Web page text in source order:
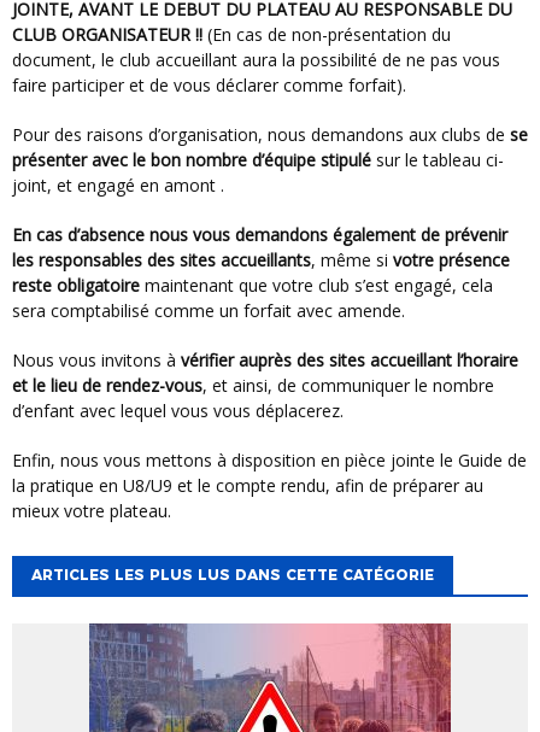
JOINTE, AVANT LE DEBUT DU PLATEAU AU RESPONSABLE DU
CLUB ORGANISATEUR !! (En cas de non-présentation du
document, le club accueillant aura la possibilité de ne pas vous
faire participer et de vous déclarer comme forfait).
Pour des raisons d’organisation, nous demandons aux clubs de se
présenter avec le bon nombre d’équipe stipulé sur le tableau ci-
joint, et engagé en amont .
En cas d’absence nous vous demandons également de prévenir
les responsables des sites accueillants, même si votre présence
reste obligatoire maintenant que votre club s’est engagé, cela
sera comptabilisé comme un forfait avec amende.
Nous vous invitons à vérifier auprès des sites accueillant l’horaire
et le lieu de rendez-vous, et ainsi, de communiquer le nombre
d’enfant avec lequel vous vous déplacerez.
Enfin, nous vous mettons à disposition en pièce jointe le Guide de
la pratique en U8/U9 et le compte rendu, afin de préparer au
mieux votre plateau.
ARTICLES LES PLUS LUS DANS CETTE CATÉGORIE